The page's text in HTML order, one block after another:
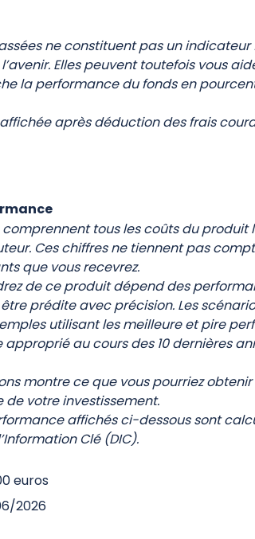
ne constituent pas un
Elles peuvent toutefois vous
la performance du fonds en
après déduction des frais
comprennent tous les coûts du
Ces chiffres ne tiennent pas
que vous recevrez.
de ce produit dépend des
prédite avec précision. Les
utilisant les meilleure et pire
approprié au cours des 10 dernières
montre ce que vous pourriez
de votre investissement.
affichés ci-dessous sont
Clé (DIC).
euros
2026